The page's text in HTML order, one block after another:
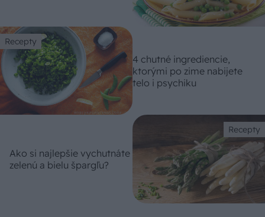
Recepty
4 chutné ingrediencie,
ktorými po zime nabijete
telo i psychiku
Recepty
Ako si najlepšie vychutnáte
zelenú a bielu špargľu?